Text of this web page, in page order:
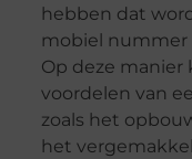
hebben dat
mobiel nummer
Op deze manier
voordelen van
zoals het
het